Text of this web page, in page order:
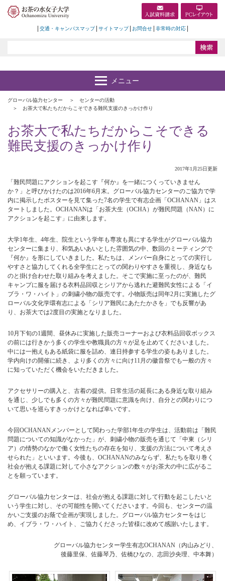
交通・キャンパスマップ サイトマップ お問合せ 非常時の対応
グローバル協力センター
センターの活動
お茶大で私たちだからこそできる難民支援のきっかけ作り
お茶大で私たちだからこそできる
難民支援のきっかけ作り
2017年1月25日更新
「難民問題にアクションを起こす『何か』を一緒につくっていきません
か？」と呼びかけたのは2016年6月末。グローバル協力センターのご協力で学
内に掲示したポスターを見て集った7名の学生で有志企画「OCHANAN」はス
タートしました。OCHANANは「お茶大生（OCHA）が難民問題（NAN）に
アクションを起こす」に由来します。
大学1年生、4年生、院生という学年も専攻も異にする学生がグローバル協力
センターに集まり、和気あいあいとした雰囲気の中、数回のミーティングで
『何か』を形にしていきました。私たちは、メンバー自身にとっての実行し
やすさと協力してくれる全学生にとっての関わりやすさを重視し、身近なも
のと掛け合わせた取り組みを考えました。そこで実施に至ったのが、難民
キャンプに服を届ける衣料品回収とシリアから逃れた避難民女性による「イ
ブラ・ワ・ハイト」の刺繍小物の販売です。小物販売は同年2月に実施したグ
ローバル文化学環有志による「シリア難民にあたたかさを」でも反響があ
り、お茶大では2度目の実施となりました。
10月下旬の1週間、昼休みに実施した販売コーナーおよび衣料品回収ボックス
の前には行きかう多くの学生や教職員の方々が足を止めてくださいました。
中には一抱えもある紙袋に服を詰め、連日持参する学生の姿もありました。
学内向けの開催に続き、より多くの方々に向け11月の徽音祭でも一般の方々
に知っていただく機会をいただきました。
アクセサリーの購入と、古着の提供。日常生活の延長にある身近な取り組み
を通じ、少しでも多くの方々が難民問題に意識を向け、自分との関わりにつ
いて思いを巡らすきっかけとなれば幸いです。
今回OCHANANメンバーとして関わった学部1年生の学生は、活動前は「難民
問題についての知識がなかった」が、刺繍小物の販売を通じて「中東（シリ
ア）の情勢のなかで働く女性たちの存在を知り、支援の方法について考えさ
せられた」といいます。今後も、OCHANANのみならず、私たちを取り巻く
社会が抱える課題に対して小さなアクションの数々がお茶大の中に広がるこ
とを願っています。
グローバル協力センターは、社会が抱える課題に対して行動を起こしたいと
いう学生に対し、その可能性を開いてくださいます。今回も、センターの温
かいご支援のお蔭で企画が実現しました。グローバル協力センターをはじ
め、イブラ・ワ・ハイト、ご協力くださった皆様に改めて感謝いたします。
グローバル協力センター学生有志OCHANAN（内山みどり、
後藤里保、佐藤琴乃、佐橋ひなの、志田沙央理、中本舞）